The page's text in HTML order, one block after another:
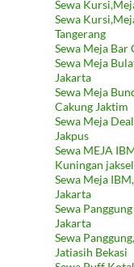
Sewa
Sewa
Tangerang
Sewa Meja Bar
Sewa Meja
Jakarta
Sewa Meja
Cakung Jaktim
Sewa Meja
Jakpus
Sewa MEJA
Kuningan jaksel
Sewa Meja
Jakarta
Sewa
Jakarta
Sewa
Jatiasih Bekasi